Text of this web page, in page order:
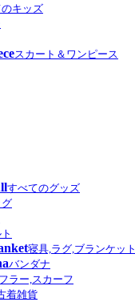
キッズ
スカート＆ワンピース
すべてのグッズ
寝具,ラグ,ブランケット
バンダナ
ラー,スカーフ
着雑貨